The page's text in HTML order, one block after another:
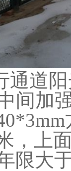
通道
间加
，上
限大